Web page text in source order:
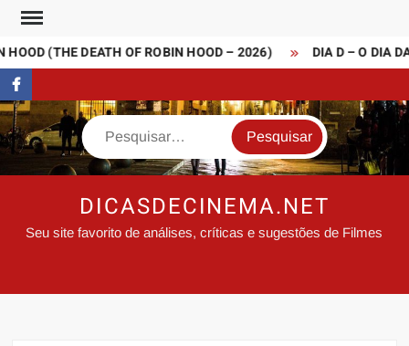
Skip
content(THE DEATH OF ROBIN HOOD – 2026) DIA D – O DIA
FaceBook
Search
DICASDECINEMA.NET
Seu site favorito de análises, críticas e sugestões de Filmes